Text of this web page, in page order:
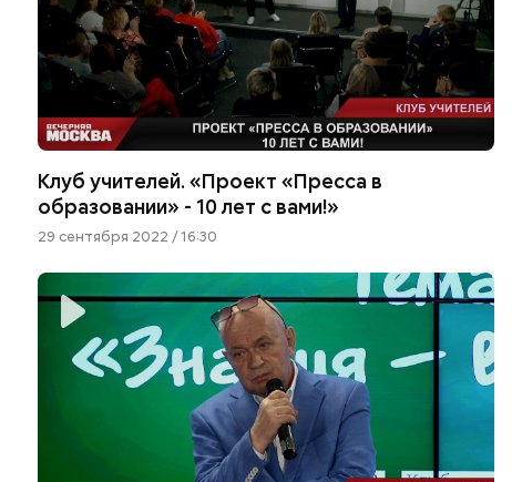
Клуб учителей. «Проект «Пресса в
образовании» - 10 лет с вами!»
29 сентября 2022 / 16:30